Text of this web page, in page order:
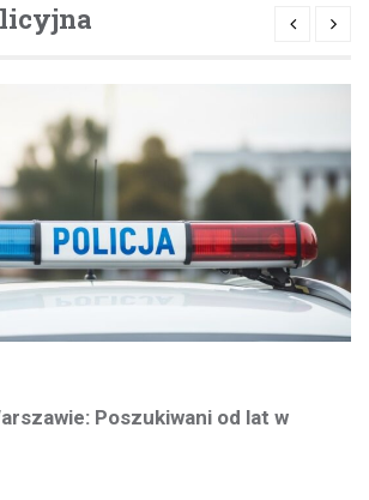
Poszukiwani od lat w